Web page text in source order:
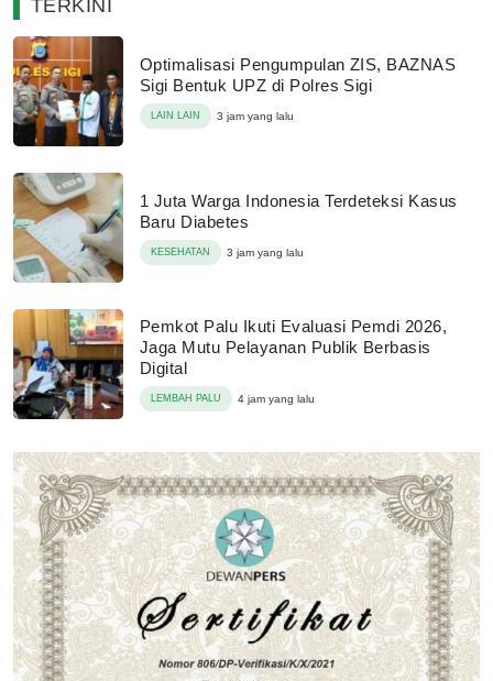
TERKINI
Optimalisasi Pengumpulan ZIS, BAZNAS
Sigi Bentuk UPZ di Polres Sigi
LAIN LAIN 3 jam yang lalu
1 Juta Warga Indonesia Terdeteksi Kasus
Baru Diabetes
KESEHATAN 3 jam yang lalu
Pemkot Palu Ikuti Evaluasi Pemdi 2026,
Jaga Mutu Pelayanan Publik Berbasis
Digital
LEMBAH PALU 4 jam yang lalu